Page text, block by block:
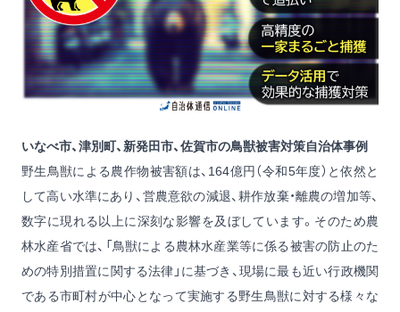
いなべ市、津別町、新発田市、佐賀市の鳥獣被害対策自治体事例
野生鳥獣による農作物被害額は、164億円（令和5年度）と依然と
して高い水準にあり、営農意欲の減退、耕作放棄・離農の増加等、
数字に現れる以上に深刻な影響を及ぼしています。そのため農
林水産省では、「鳥獣による農林水産業等に係る被害の防止のた
めの特別措置に関する法律」に基づき、現場に最も近い行政機関
である市町村が中心となって実施する野生鳥獣に対する様々な